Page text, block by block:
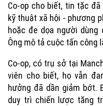
Chuyên mục
Thời sự
Hà Nội
Hà Nội
Co-op cho biết, tin tặc
kỹ thuật xã hội - phương
hoặc đe dọa người dùng
Ông mô tả cuộc tấn công
Co-op, có trụ sở tại
viên cho biết, họ vẫn
hưởng đã dần giảm bớt.
duy trì chiến lược tăng